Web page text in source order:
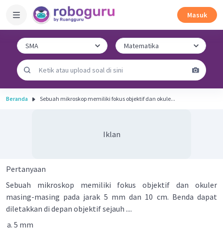
Masuk
Beranda Sebuah mikroskop memiliki fokus objektif dan okule...
Iklan
Pertanyaan
Sebuah mikroskop memiliki fokus objektif dan okuler
masing-masing pada jarak 5 mm dan 10 cm. Benda dapat
diletakkan di depan objektif sejauh ....
5 mm